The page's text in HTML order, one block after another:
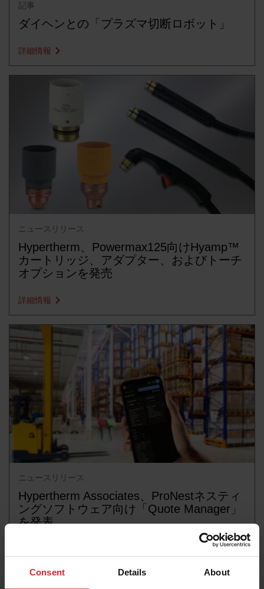
Consent Details About
記事
ダイヘンとの「プラズマ切断ロボット」
詳細情報
ニュースリリース
Hypertherm、Powermax125向けHyamp™
カートリッジ、アダプター、およびトーチ
オプションを発売
詳細情報
ニュースリリース
Hypertherm Associates、ProNestネスティ
ングソフトウェア向け「Quote Manager」
を発表